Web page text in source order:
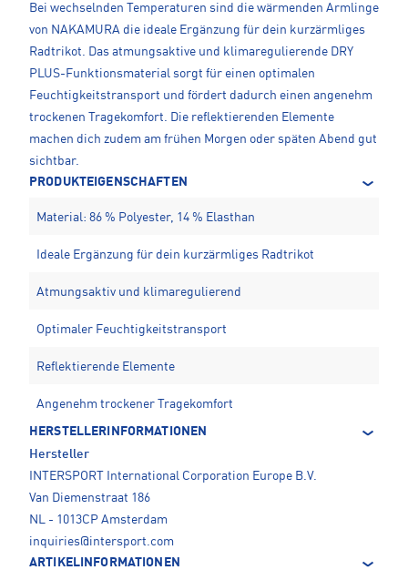
Bei wechselnden Temperaturen sind die wärmenden Armlinge
von NAKAMURA die ideale Ergänzung für dein kurzärmliges
Radtrikot. Das atmungsaktive und klimaregulierende DRY
PLUS-Funktionsmaterial sorgt für einen optimalen
Feuchtigkeitstransport und fördert dadurch einen angenehm
trockenen Tragekomfort. Die reflektierenden Elemente
machen dich zudem am frühen Morgen oder späten Abend gut
sichtbar.
PRODUKTEIGENSCHAFTEN
Material: 86 % Polyester, 14 % Elasthan
Ideale Ergänzung für dein kurzärmliges Radtrikot
Atmungsaktiv und klimaregulierend
Optimaler Feuchtigkeitstransport
Reflektierende Elemente
Angenehm trockener Tragekomfort
HERSTELLERINFORMATIONEN
Hersteller
INTERSPORT International Corporation Europe B.V.
Van Diemenstraat 186
NL - 1013CP Amsterdam
inquiries@intersport.com
ARTIKELINFORMATIONEN